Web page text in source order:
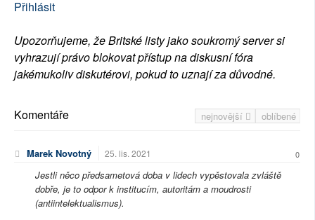
Přihlásit
Upozorňujeme, že Britské listy jako soukromý server si
vyhrazují právo blokovat přístup na diskusní fóra
jakémukoliv diskutérovi, pokud to uznají za důvodné.
nejnovější oblíbené
Komentáře
Marek Novotný 25. lis. 2021 0
Jestli něco předsametová doba v lidech vypěstovala zvláště
dobře, je to odpor k institucím, autoritám a moudrosti
(antiintelektualismus).